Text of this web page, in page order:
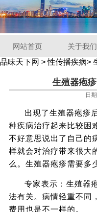
网站首页 关于我们
品味天下网 >性传播疾病>
生殖器疱
日
出现了生殖器疱疹
种疾病治疗起来比较困
不好意思说出了自己的
样就会对治疗带来很大
么。生殖器疱疹需要多
专家表示：生殖器
法有关。病情轻重不同
费用也是不一样的。